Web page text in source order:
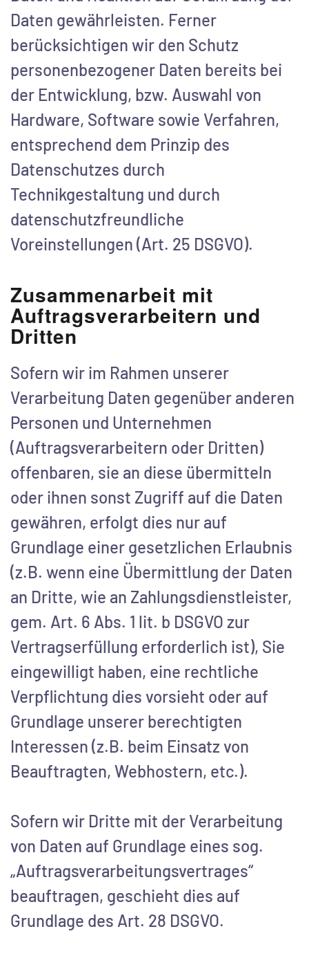
Daten gewährleisten. Ferner
berücksichtigen wir den Schutz
personenbezogener Daten bereits bei
der Entwicklung, bzw. Auswahl von
Hardware, Software sowie Verfahren,
entsprechend dem Prinzip des
Datenschutzes durch
Technikgestaltung und durch
datenschutzfreundliche
Voreinstellungen (Art. 25 DSGVO).
Zusammenarbeit mit
Auftragsverarbeitern und
Dritten
Sofern wir im Rahmen unserer
Verarbeitung Daten gegenüber anderen
Personen und Unternehmen
(Auftragsverarbeitern oder Dritten)
offenbaren, sie an diese übermitteln
oder ihnen sonst Zugriff auf die Daten
gewähren, erfolgt dies nur auf
Grundlage einer gesetzlichen Erlaubnis
(z.B. wenn eine Übermittlung der Daten
an Dritte, wie an Zahlungsdienstleister,
gem. Art. 6 Abs. 1 lit. b DSGVO zur
Vertragserfüllung erforderlich ist), Sie
eingewilligt haben, eine rechtliche
Verpflichtung dies vorsieht oder auf
Grundlage unserer berechtigten
Interessen (z.B. beim Einsatz von
Beauftragten, Webhostern, etc.).
Sofern wir Dritte mit der Verarbeitung
von Daten auf Grundlage eines sog.
„Auftragsverarbeitungsvertrages“
beauftragen, geschieht dies auf
Grundlage des Art. 28 DSGVO.